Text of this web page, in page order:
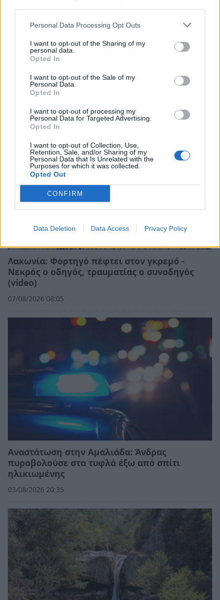
Personal Data Processing Opt Outs
I want to opt-out of the Sharing of my
personal data.
Opted In
I want to opt-out of the Sale of my
Personal Data.
Opted In
I want to opt-out of processing my
Personal Data for Targeted Advertising.
Opted In
I want to opt-out of Collection, Use,
Retention, Sale, and/or Sharing of my
Personal Data that Is Unrelated with the
Purposes for which it was collected.
Opted Out
CONFIRM
Data Deletion Data Access Privacy Policy
Σχετικά Άρθρα
Λακωνία: Φορτηγό πέφτει στον γκρεμό -
Νεκρός ο οδηγός, τραυματίας ο συνοδηγός
(video)
07/08/2026 08:05
Αναστάτωση στην Αμαλιάδα: Άνδρας
πυροβολούσε στα τυφλά έξω από σπίτι
ηλικιωμένης
03/08/2026 20:35